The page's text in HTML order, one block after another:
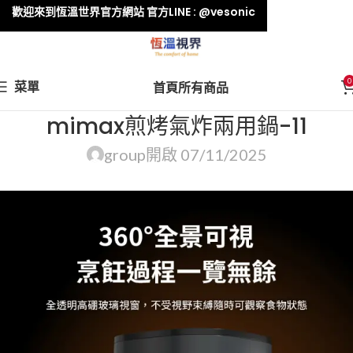
菜單 首頁所有商品 0
mimax煎烤氣炸兩用鍋-11
group開啟 07/11/2025
歡迎來到恆溫世界官方網站 官方LINE : @vesonic